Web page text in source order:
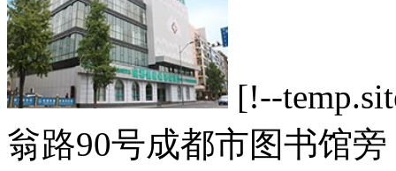
[!--
翁路90号成都市图书馆